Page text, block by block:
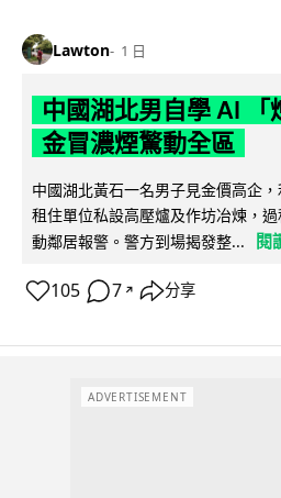
Lawton 1 日
中國湖北男自學 AI 「
金冒濃煙驚動全區
中國湖北黃石一名男子見金價高企
租住單位私設高壓爐及作坊冶煉，
動鄰居報警。警方到場揭發整...
閱
105 7 ↗ 分享
ADVERTISEMENT